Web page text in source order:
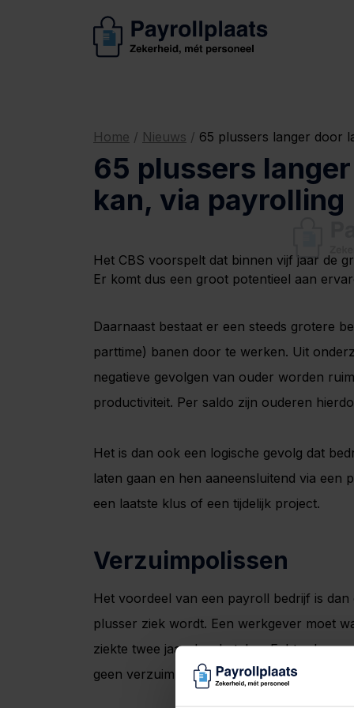
Home / Nieuws / 65 plussers langer door
65 plussers
kan, via payrolling
Het CBS voorspelt dat binnen vijf jaar de
Er komt dus een groot potentieel aan
Daarnaast bestaat er een steeds grotere
parttime) banen door te werken. Uit
negatieve gevolgen van ouder worden
productiviteit. Per saldo zijn ouderen
Het is dan ook een logische gevolg dat
laten gaan en hen aaneensluitend via
een laatste klus of een tijdelijk project.
Verzuimpolissen
Het voordeel van een payroll bedrijf is
plusser ziek wordt. Een werkgever moet
ziekte twee jaar doorbetalen. Echter
geen verzuimpolissen voor 65-plussers